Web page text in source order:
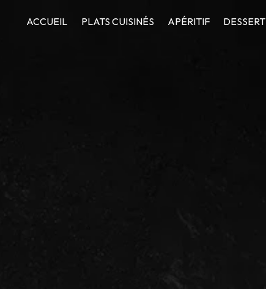
ACCUEIL PLATS CUISINÉS APÉRITIF DESSERT